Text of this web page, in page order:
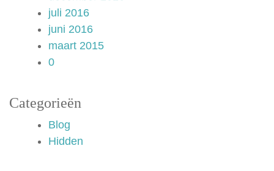
juli 2016
juni 2016
maart 2015
0
Categorieën
Blog
Hidden